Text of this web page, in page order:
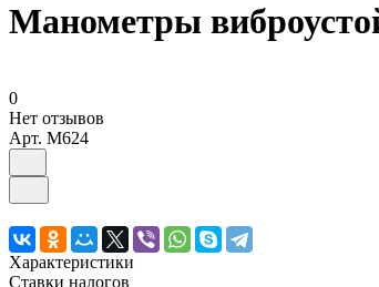
Манометры
0
Нет отзывов
Арт. M624
Характеристики
Ставки налогов